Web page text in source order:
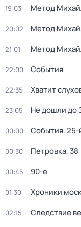
19:03 Метод
20:02 Метод
21:01 Метод
22:00 События
22:35 Хватит
23:05 Не дошли до
00:00 События. 25-
00:30 Петровка, 38
00:45 90-е
01:30 Хроники
02:15 Следствие